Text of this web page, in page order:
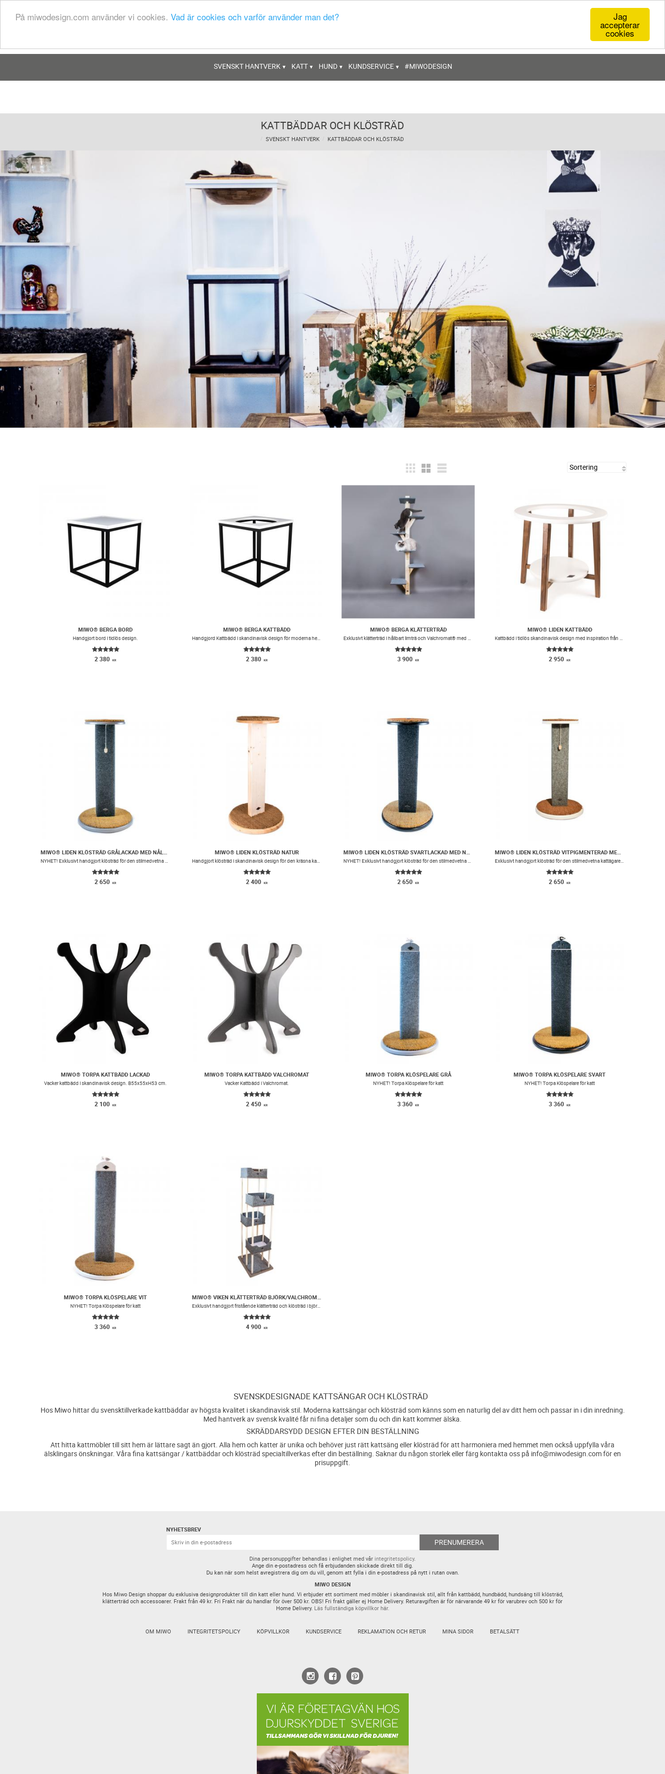
Jag
accepterar
cookies
På miwodesign.com använder vi cookies. Vad är cookies och varför använder man det?
SVENSKT HANTVERK KATT HUND KUNDSERVICE #MIWODESIGN
KATTBÄDDAR OCH KLÖSTRÄD
SVENSKT HANTVERK KATTBÄDDAR OCH KLÖSTRÄD
MIWO® BERGA BORD
Handgjort bord i tidlös design.
2 380 KR
MIWO® BERGA KATTBÄDD
Handgjord Kattbädd i skandinavisk design för moderna hem.
2 380 KR
MIWO® BERGA KLÄTTERTRÄD
Exklusivt klätterträd i hållbart limträ och Valchromat® med ekologisk färg.
3 900 KR
MIWO® LIDEN KATTBÄDD
Kattbädd i tidlös skandinavisk design med inspiration från 50- och 60-talet
2 950 KR
MIWO® LIDEN KLÖSTRÄD GRÅLACKAD MED NÅLFILSMATTA
NYHET! Exklusivt handgjort klösträd för den stilmedvetna kattägaren.
2 650 KR
MIWO® LIDEN KLÖSTRÄD NATUR
Handgjort klösträd i skandinavisk design för den kräsna katten.
2 400 KR
MIWO® LIDEN KLÖSTRÄD SVARTLACKAD MED NÅLFILSMATTA
NYHET! Exklusivt handgjort klösträd för den stilmedvetna kattägaren.
2 650 KR
MIWO® LIDEN KLÖSTRÄD VITPIGMENTERAD MED NÅLFILSMATTA
Exklusivt handgjort klösträd för den stilmedvetna kattägaren.
2 650 KR
MIWO® TORPA KATTBÄDD LACKAD
Vacker kattbädd i skandinavisk design. B55x55xH53 cm.
2 100 KR
MIWO® TORPA KATTBÄDD VALCHROMAT
Vacker Kattbädd i Valchromat.
2 450 KR
MIWO® TORPA KLÖSPELARE GRÅ
​NYHET! Torpa Klöspelare för katt
3 360 KR
MIWO® TORPA KLÖSPELARE SVART
​NYHET! Torpa Klöspelare för katt
3 360 KR
MIWO® TORPA KLÖSPELARE VIT
​NYHET! Torpa Klöspelare för katt
3 360 KR
MIWO® VIKEN KLÄTTERTRÄD BJÖRK/VALCHROMAT®
Exklusivt handgjort fristående klätterträd och klösträd i björk med hyllplan i Valchromat® och sovplatser av nålfiltsmatta
4 900 KR
SVENSKDESIGNADE KATTSÄNGAR OCH KLÖSTRÄD
Hos Miwo hittar du svensktillverkade kattbäddar av högsta kvalitet i skandinavisk stil. Moderna kattsängar och klösträd som känns som en naturlig del av ditt hem och passar in i din inredning.
Med hantverk av svensk kvalité får ni fina detaljer som du och din katt kommer älska.
SKRÄDDARSYDD DESIGN EFTER DIN BESTÄLLNING
Att hitta kattmöbler till sitt hem är lättare sagt än gjort. Alla hem och katter är unika och behöver just rätt kattsäng eller klösträd för att harmoniera med hemmet men också uppfylla våra
älsklingars önskningar. Våra fina kattsängar / kattbäddar och klösträd specialtillverkas efter din beställning. Saknar du någon storlek eller färg kontakta oss på info@miwodesign.com för en
prisuppgift.
NYHETSBREV
PRENUMERERA
Dina personuppgifter behandlas i enlighet med vår integritetspolicy.
Ange din e-postadress och få erbjudanden skickade direkt till dig.
Du kan när som helst avregistrera dig om du vill, genom att fylla i din e-postadress på nytt i rutan ovan.
MIWO DESIGN
Hos Miwo Design shoppar du exklusiva designprodukter till din katt eller hund. Vi erbjuder ett sortiment med möbler i skandinavisk stil, allt från kattbädd, hundbädd, hundsäng till klösträd,
klätterträd och accessoarer. Frakt från 49 kr. Fri Frakt när du handlar för över 500 kr. OBS! Fri frakt gäller ej Home Delivery. Returavgiften är för närvarande 49 kr för varubrev och 500 kr för
Home Delivery. Läs fullständiga köpvillkor här.
OM MIWO INTEGRITETSPOLICY KÖPVILLKOR KUNDSERVICE REKLAMATION OCH RETUR MINA SIDOR BETALSÄTT